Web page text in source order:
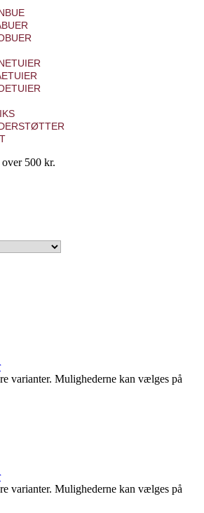
500 kr.
varianter. Mulighederne kan vælges på
varianter. Mulighederne kan vælges på